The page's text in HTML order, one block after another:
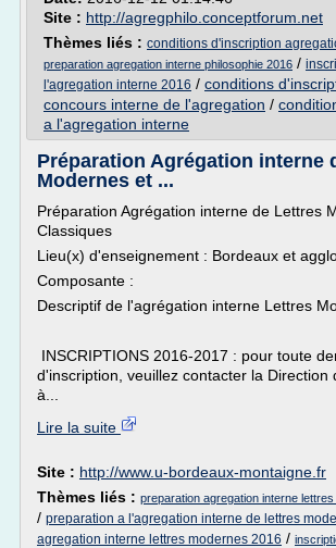
Site : http://agregphilo.conceptforum.net
Thèmes liés : conditions d'inscription
preparation agregation interne philosophie 2016 /
l'agregation interne 2016 / conditions
concours interne de l'agregation /
a l'agregation interne
Préparation Agrégation interne
Modernes et ...
Préparation Agrégation interne de Lettres
Classiques
Lieu(x) d'enseignement : Bordeaux et
Composante :
Descriptif de l'agrégation interne Lettres
INSCRIPTIONS 2016-2017 : pour toute
d'inscription, veuillez contacter la Direction
à...
Lire la suite
Site : http://www.u-bordeaux-montaigne.fr
Thèmes liés : preparation agregation interne
/ preparation a l'agregation interne de lettres
agregation interne lettres modernes 2016 /